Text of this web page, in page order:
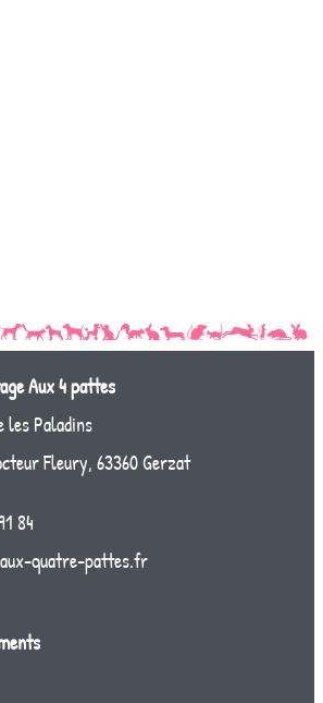
Aux 4 pattes
les Paladins
Fleury, 63360 Gerzat
84
quatre-pattes.fr